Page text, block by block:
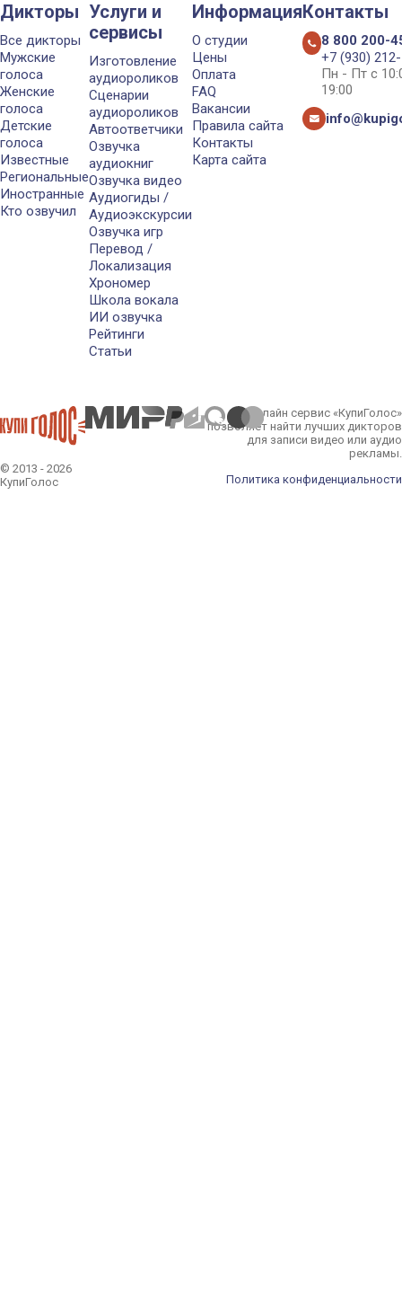
Дикторы
Все дикторы
Мужские
голоса
Женские
голоса
Детские
голоса
Известные
Региональные
Иностранные
Кто озвучил
Услуги и
сервисы
Изготовление
аудиороликов
Сценарии
аудиороликов
Автоответчики
Озвучка
аудиокниг
Озвучка видео
Аудиогиды /
Аудиоэкскурсии
Озвучка игр
Перевод /
Локализация
Хрономер
Школа вокала
ИИ озвучка
Рейтинги
Статьи
Информация
О студии
Цены
Оплата
FAQ
Вакансии
Правила сайта
Контакты
Карта сайта
Контакты
8 800 200-
+7 (930)
Пн - Пт с
19:00
© 2013 - 2026
КупиГолос
Онлайн сервис «КупиГолос»
позволяет найти лучших дикторов
для записи видео или аудио
рекламы.
Политика конфиденциальности